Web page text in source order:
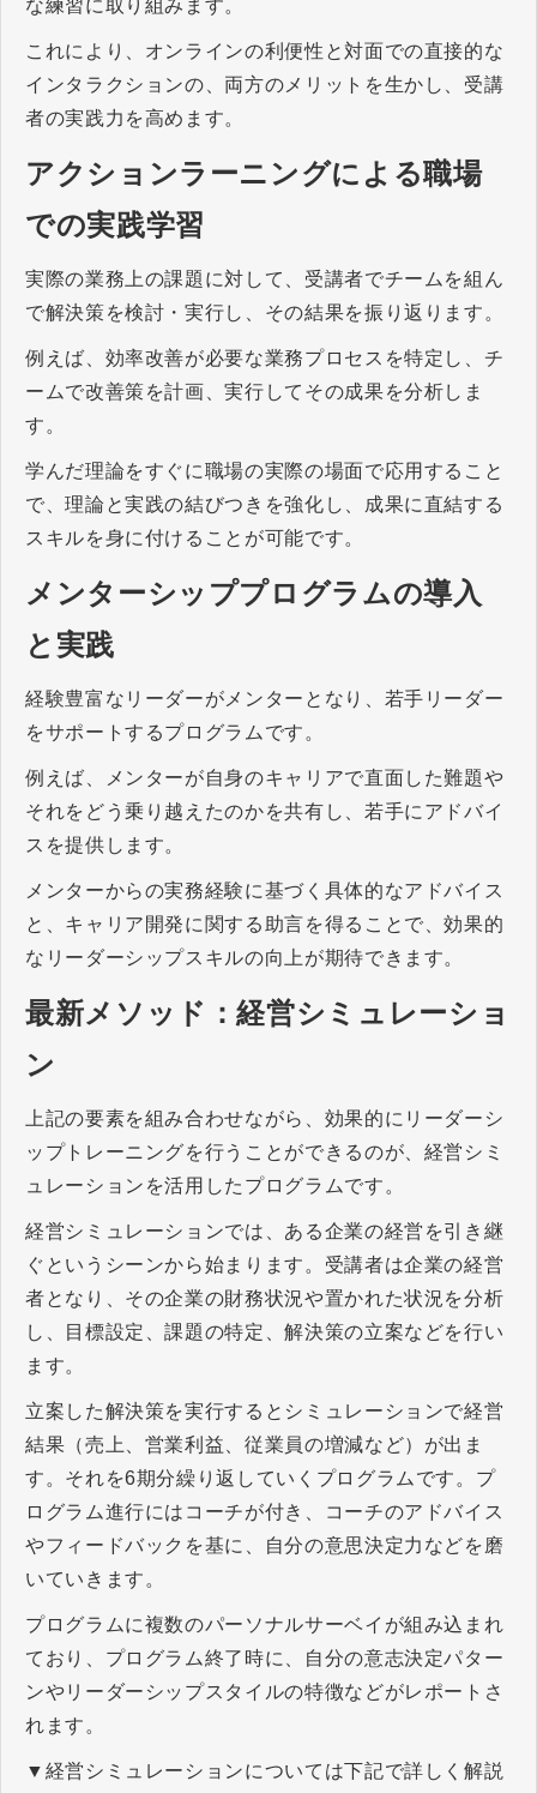
な練習に取り組みます。
これにより、オンラインの利便性と対面での直接的な
インタラクションの、両方のメリットを生かし、受講
者の実践力を高めます。
アクションラーニングによる職場
での実践学習
実際の業務上の課題に対して、受講者でチームを組ん
で解決策を検討・実行し、その結果を振り返ります。
例えば、効率改善が必要な業務プロセスを特定し、チ
ームで改善策を計画、実行してその成果を分析しま
す。
学んだ理論をすぐに職場の実際の場面で応用すること
で、理論と実践の結びつきを強化し、成果に直結する
スキルを身に付けることが可能です。
メンターシッププログラムの導入
と実践
経験豊富なリーダーがメンターとなり、若手リーダー
をサポートするプログラムです。
例えば、メンターが自身のキャリアで直面した難題や
それをどう乗り越えたのかを共有し、若手にアドバイ
スを提供します。
メンターからの実務経験に基づく具体的なアドバイス
と、キャリア開発に関する助言を得ることで、効果的
なリーダーシップスキルの向上が期待できます。
最新メソッド：経営シミュレーショ
ン
上記の要素を組み合わせながら、効果的にリーダーシ
ップトレーニングを行うことができるのが、経営シミ
ュレーションを活用したプログラムです。
経営シミュレーションでは、ある企業の経営を引き継
ぐというシーンから始まります。受講者は企業の経営
者となり、その企業の財務状況や置かれた状況を分析
し、目標設定、課題の特定、解決策の立案などを行い
ます。
立案した解決策を実行するとシミュレーションで経営
結果（売上、営業利益、従業員の増減など）が出ま
す。それを6期分繰り返していくプログラムです。プ
ログラム進行にはコーチが付き、コーチのアドバイス
やフィードバックを基に、自分の意思決定力などを磨
いていきます。
プログラムに複数のパーソナルサーベイが組み込まれ
ており、プログラム終了時に、自分の意志決定パター
ンやリーダーシップスタイルの特徴などがレポートさ
れます。
▼経営シミュレーションについては下記で詳しく解説